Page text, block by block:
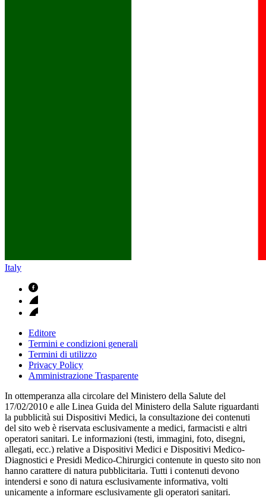
Italy
Editore
Termini e condizioni generali
Termini di utilizzo
Privacy Policy
Amministrazione Trasparente
In ottemperanza alla circolare del Ministero della Salute del
17/02/2010 e alle Linea Guida del Ministero della Salute riguardanti
la pubblicità sui Dispositivi Medici, la consultazione dei contenuti
del sito web è riservata esclusivamente a medici, farmacisti e altri
operatori sanitari. Le informazioni (testi, immagini, foto, disegni,
allegati, ecc.) relative a Dispositivi Medici e Dispositivi Medico-
Diagnostici e Presidi Medico-Chirurgici contenute in questo sito non
hanno carattere di natura pubblicitaria. Tutti i contenuti devono
intendersi e sono di natura esclusivamente informativa, volti
unicamente a informare esclusivamente gli operatori sanitari.